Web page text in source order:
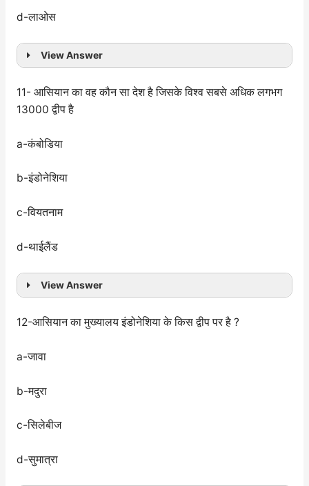
d-लाओस
View Answer
11- आसियान का वह कौन सा देश है जिसके विश्व सबसे अधिक लगभग
13000 द्वीप है
a-कंबोडिया
b-इंडोनेशिया
c-वियतनाम
d-थाईलैंड
View Answer
12-आसियान का मुख्यालय इंडोनेशिया के किस द्वीप पर है ?
a-जावा
b-मदुरा
c-सिलेबीज
d-सुमात्रा